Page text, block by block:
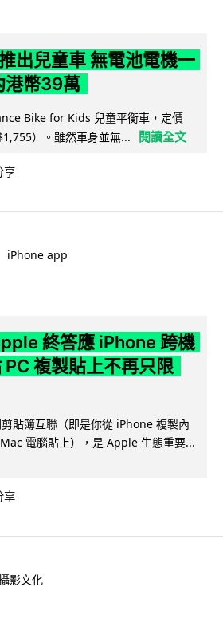
出兒童車 無電池電機一
港幣39萬
Bike for Kids 兒童平衡車，定價
）。雖然車身並無...
閱讀全文
享
iPhone app
終答應 iPhone 跨機
複製貼上不再只限
貼簿互聯（即是你從 iPhone 複製內
電腦貼上），是 Apple 生態重要...
享
影文化